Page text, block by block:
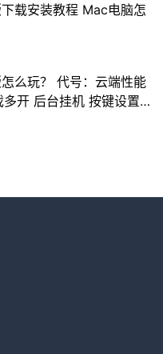
载安装教程 Mac电脑怎
么玩？ 代号：云端性能
开 后台挂机 按键设置